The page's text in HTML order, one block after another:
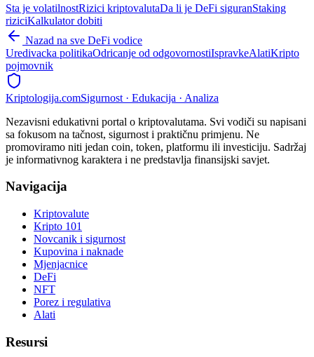
Sta je volatilnostRizici kriptovalutaDa li je DeFi siguranStaking
riziciKalkulator dobiti
Nazad na sve DeFi vodice
Uredivacka politikaOdricanje od odgovornostiIspravkeAlatiKripto
pojmovnik
Kriptologija.comSigurnost · Edukacija · Analiza
Nezavisni edukativni portal o kriptovalutama. Svi vodiči su napisani
sa fokusom na tačnost, sigurnost i praktičnu primjenu. Ne
promoviramo niti jedan coin, token, platformu ili investiciju. Sadržaj
je informativnog karaktera i ne predstavlja finansijski savjet.
Navigacija
Kriptovalute
Kripto 101
Novcanik i sigurnost
Kupovina i naknade
Mjenjacnice
DeFi
NFT
Porez i regulativa
Alati
Resursi